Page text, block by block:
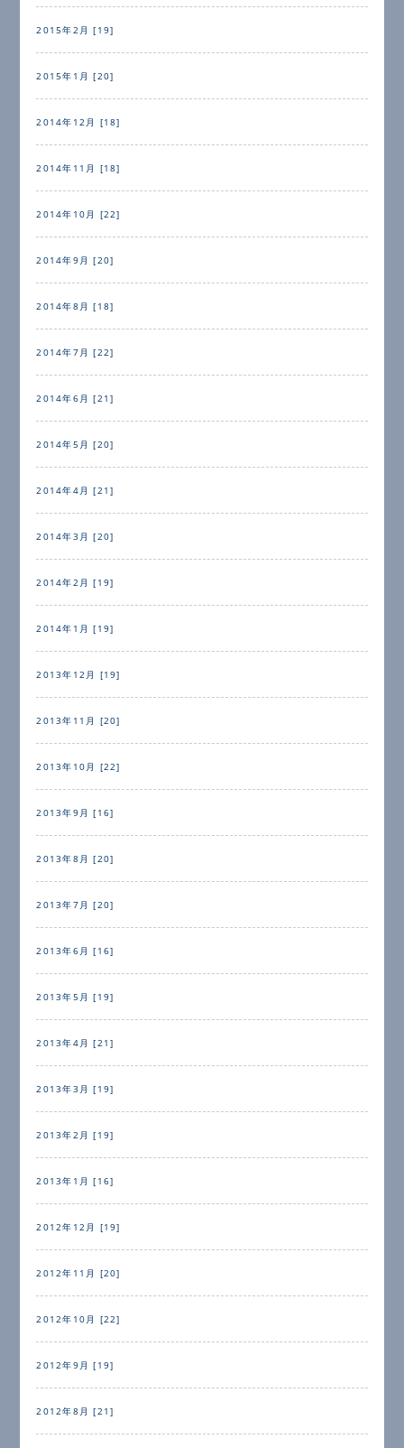
2015年2月 [19]
2015年1月 [20]
2014年12月 [18]
2014年11月 [18]
2014年10月 [22]
2014年9月 [20]
2014年8月 [18]
2014年7月 [22]
2014年6月 [21]
2014年5月 [20]
2014年4月 [21]
2014年3月 [20]
2014年2月 [19]
2014年1月 [19]
2013年12月 [19]
2013年11月 [20]
2013年10月 [22]
2013年9月 [16]
2013年8月 [20]
2013年7月 [20]
2013年6月 [16]
2013年5月 [19]
2013年4月 [21]
2013年3月 [19]
2013年2月 [19]
2013年1月 [16]
2012年12月 [19]
2012年11月 [20]
2012年10月 [22]
2012年9月 [19]
2012年8月 [21]